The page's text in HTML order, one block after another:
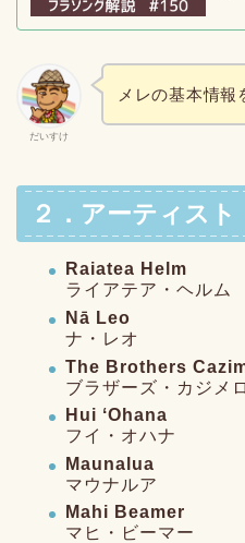
だいすけ
メレの基本情報
２．アーティスト
Raiatea Helm
ライアテア・ヘルム
Nā Leo
ナ・レオ
The Brothers
ブラザーズ・カジメロ
Hui ʻOhana
フイ・オハナ
Maunalua
マウナルア
Mahi Beamer
マヒ・ビーマー